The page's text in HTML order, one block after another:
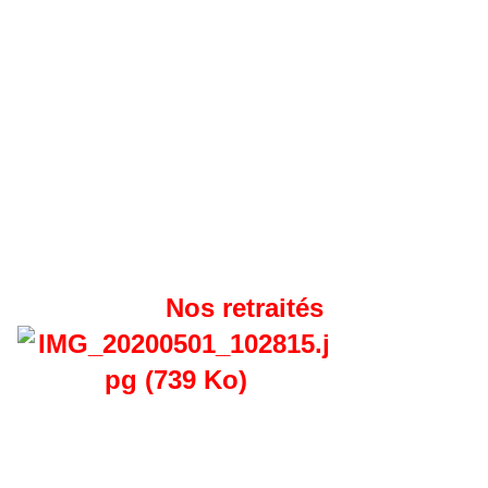
Nos retraités